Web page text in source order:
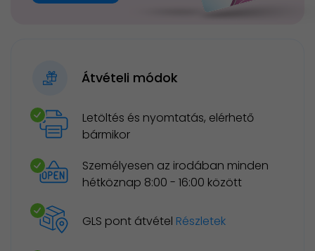
Átvételi módok
Letöltés és nyomtatás, elérhető
bármikor
Személyesen az irodában minden
hétköznap 8:00 - 16:00 között
GLS pont átvétel Részletek